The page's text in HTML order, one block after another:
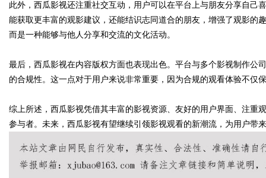
此外，西瓜影视还注重社交互动，用户可以在平台上与朋友分享自己
能获取更丰富的观影建议，还能结识志同道合的朋友，增强了观影的
而是一种能够与他人分享和交流的文化活动。
最后，西瓜影视在内容版权方面也表现出色。平台与多个影视制作公
的合规性。这一点对于用户来说非常重要，因为合规的观看体验不仅
综上所述，西瓜影视凭借其丰富的影视资源、友好的用户界面、注重
参与者。未来，西瓜影视有望继续引领影视观看的新潮流，为用户带